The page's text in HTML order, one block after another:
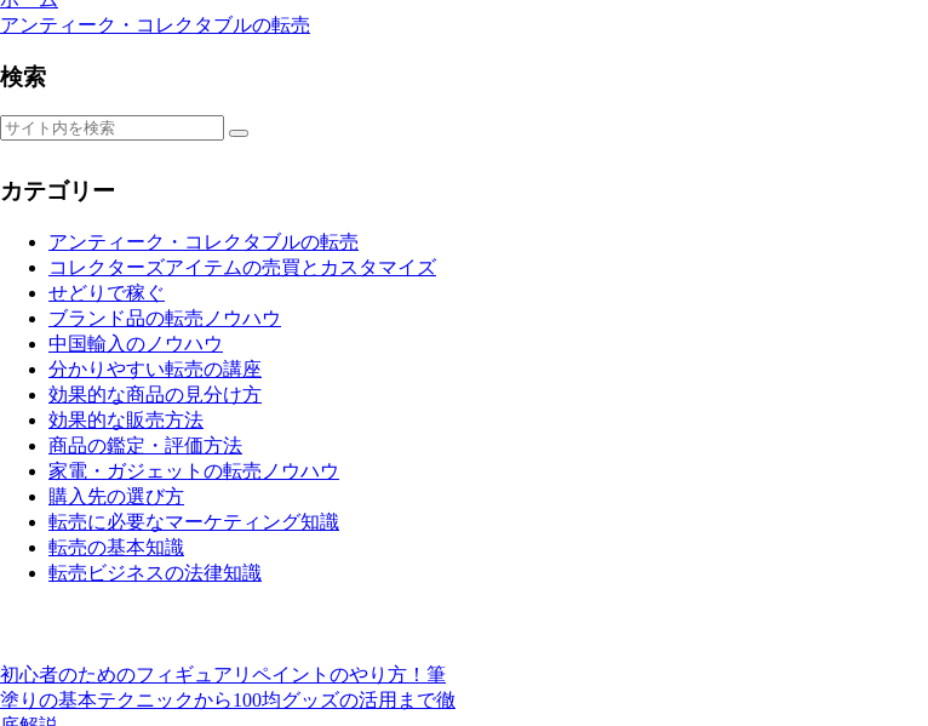
アンティーク・コレクタブルの転売
検索
カテゴリー
アンティーク・コレクタブルの転売
コレクターズアイテムの売買とカスタマイズ
せどりで稼ぐ
ブランド品の転売ノウハウ
中国輸入のノウハウ
分かりやすい転売の講座
効果的な商品の見分け方
効果的な販売方法
商品の鑑定・評価方法
家電・ガジェットの転売ノウハウ
購入先の選び方
転売に必要なマーケティング知識
転売の基本知識
転売ビジネスの法律知識
初心者のためのフィギュアリペイントのやり方！筆
塗りの基本テクニックから100均グッズの活用まで徹